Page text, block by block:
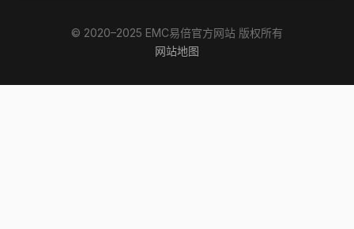
© 2020–2025 EMC易倍官方网站 版权所有
网站地图